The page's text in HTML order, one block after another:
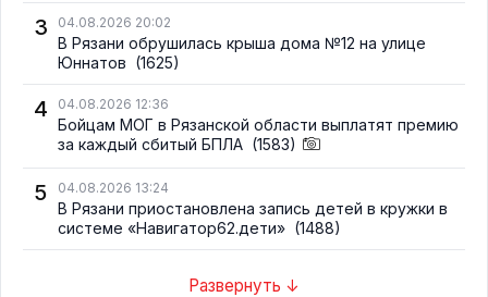
3 04.08.2026 20:02
В Рязани обрушилась крыша дома №12 на улице
Юннатов (1625)
4 04.08.2026 12:36
Бойцам МОГ в Рязанской области выплатят премию
за каждый сбитый БПЛА (1583)
5 04.08.2026 13:24
В Рязани приостановлена запись детей в кружки в
системе «Навигатор62.дети» (1488)
Развернуть ↓